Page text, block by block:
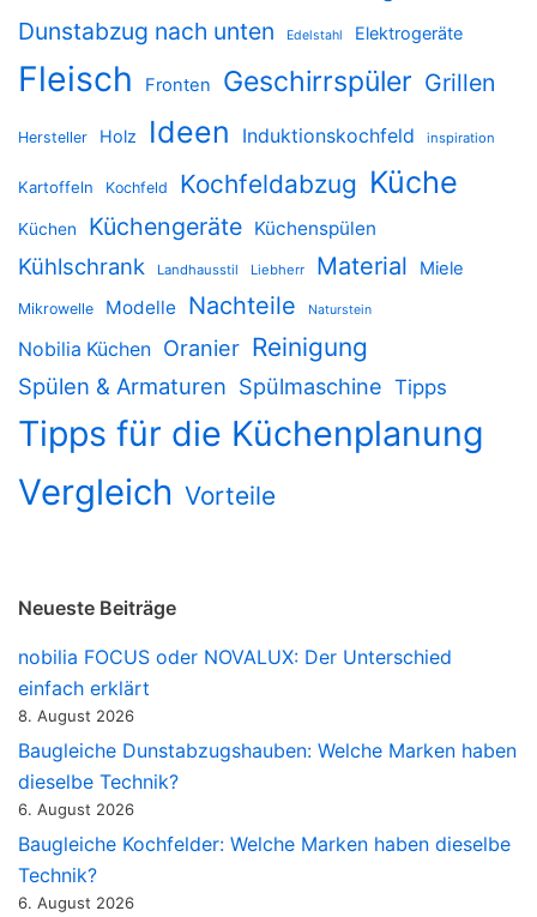
Dunstabzug nach unten
Edelstahl Elektrogeräte
Fleisch Fronten Geschirrspüler Grillen
Hersteller Holz Ideen Induktionskochfeld inspiration
Kartoffeln Kochfeld Kochfeldabzug Küche
Küchen Küchengeräte Küchenspülen
Kühlschrank Landhausstil Liebherr Material Miele
Mikrowelle Modelle Nachteile Naturstein
Nobilia Küchen Oranier Reinigung
Spülen & Armaturen Spülmaschine Tipps
Tipps für die Küchenplanung
Vergleich Vorteile
Neueste Beiträge
nobilia FOCUS oder NOVALUX: Der Unterschied
einfach erklärt
8. August 2026
Baugleiche Dunstabzugshauben: Welche Marken haben
dieselbe Technik?
6. August 2026
Baugleiche Kochfelder: Welche Marken haben dieselbe
Technik?
6. August 2026